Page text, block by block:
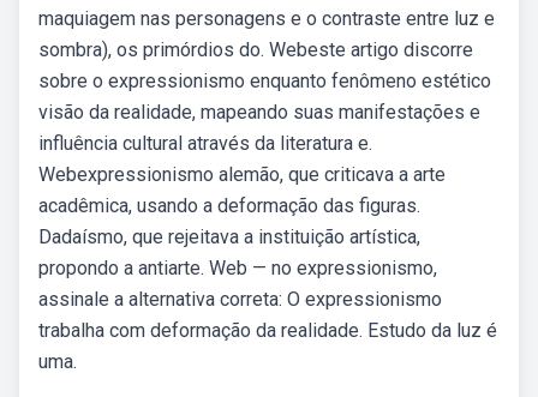
maquiagem nas personagens e o contraste entre luz e
sombra), os primórdios do. Webeste artigo discorre
sobre o expressionismo enquanto fenômeno estético
visão da realidade, mapeando suas manifestações e
influência cultural através da literatura e.
Webexpressionismo alemão, que criticava a arte
acadêmica, usando a deformação das figuras.
Dadaísmo, que rejeitava a instituição artística,
propondo a antiarte. Web — no expressionismo,
assinale a alternativa correta: O expressionismo
trabalha com deformação da realidade. Estudo da luz é
uma.